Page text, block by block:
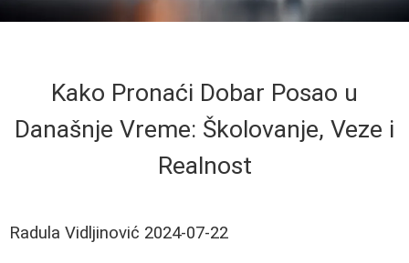
Kako Pronaći Dobar Posao u
Današnje Vreme: Školovanje, Veze i
Realnost
Radula Vidljinović 2024-07-22